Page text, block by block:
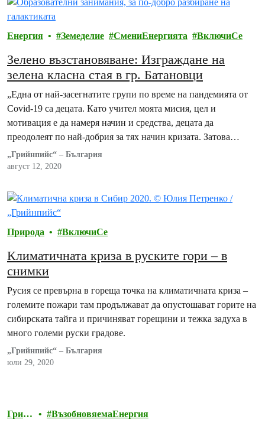
Енергия Земеделие СмениЕнергията ВключиСе
Зелено възстановяване: Изграждане на
зелена класна стая в гр. Батановци
„Една от най-засегнатите групи по време на пандемията от
Covid-19 са децата. Като учител моята мисия, цел и
мотивация е да намеря начин и средства, децата да
преодолеят по най-добрия за тях начин кризата. Затова
стигнах до идеята за изграждане на зелена класна стая, за да
могат децата да се възпитават и обучават сред природата,…
„Грийнпийс“ – България
август 12, 2020
Природа ВключиСе
Климатичната криза в руските гори – в
снимки
Русия се превърна в гореща точка на климатичната криза –
големите пожари там продължават да опустошават горите на
сибирската тайга и причиняват горещини и тежка задуха в
много големи руски градове.
„Грийнпийс“ – България
юли 29, 2020
Грий
ВъзобновяемаЕнергия